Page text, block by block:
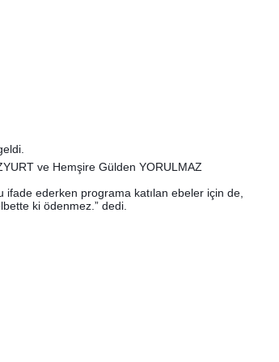
ve Hemşire Gülden YORULMAZ
ifade ederken programa katılan ebeler için de,
ki ödenmez.” dedi.